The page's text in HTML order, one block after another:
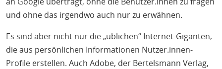
und ohne das irgendwo auch nur zu erwähnen.
Es sind aber nicht nur die „üblichen“ Internet-Giganten,
die aus persönlichen Informationen Nutzer.innen-
Profile erstellen. Auch Adobe, der Bertelsmann Verlag,